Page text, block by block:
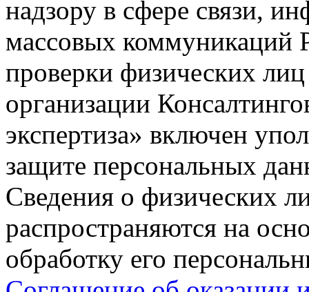
надзору в сфере связи,
массовых коммуникаций
проверки физических
организации
экспертиза» включен
защите персональных
Сведения о физических
распространяются на
обработку его